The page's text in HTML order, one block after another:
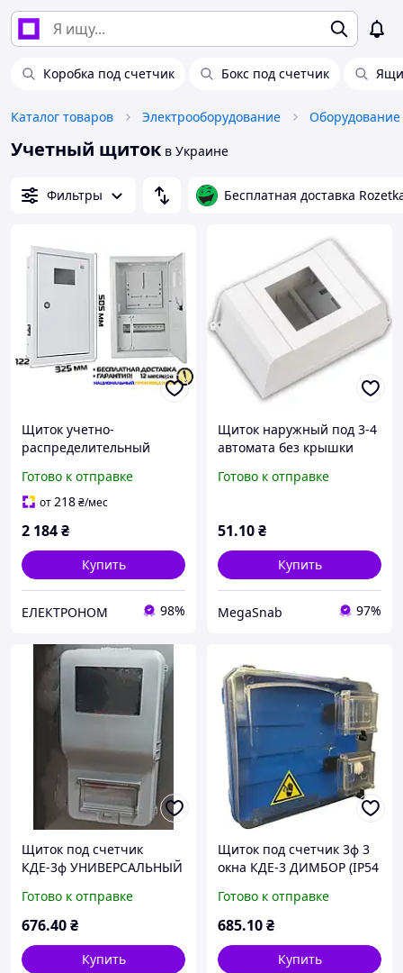
Коробка под счетчик Бокс под счетчик
Каталог товаров Электрооборудование
Учетный щиток в Украине
Фильтры Бесплатная доставка
Щиток учетно-
распределительный
на 12 модулей
АСКОУКРЕМ A0260030001
Готово к отправке
от218₴/мес
2 184₴
Купить
ЕЛЕКТРОНОМ 98%
Щиток наружный под 3-4
автомата без крышки
Готово к отправке
51.10₴
Купить
MegaSnab 97%
Щиток под счетчик
КДЕ-3ф УНИВЕРСАЛЬНЫЙ
Готово к отправке
676.40₴
Купить
Щиток под счетчик 3ф 3
окна КДЕ-3 ДИМБОР (IP54
ПРОЗРАЧНЫЙ
Готово к отправке
685.10₴
Купить